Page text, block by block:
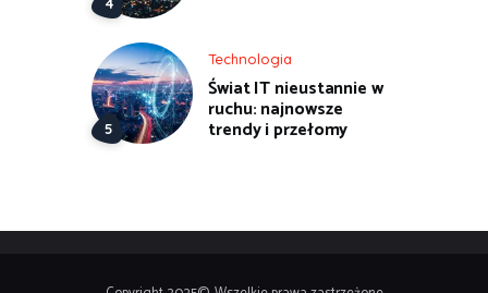
Technologia
Świat IT nieustannie w
ruchu: najnowsze
trendy i przełomy